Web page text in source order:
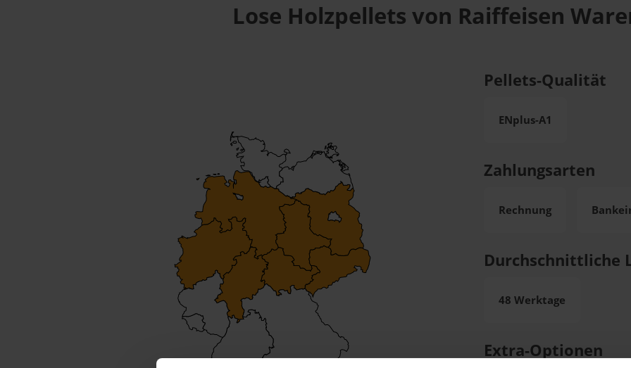
Lose Holzpellets von Raiffeisen
Pellets-Qualität
ENplus-A1
Zahlungsarten
Rechnung
Durchschnittliche
48 Werktage
Extra-Optionen